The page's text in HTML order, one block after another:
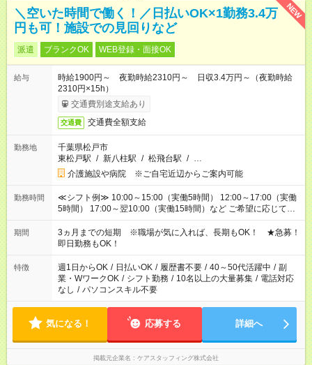
NEW
＼空いた時間で働く！／日払いOK×1勤務3.4万
円も可！施設での見回りなど
派遣 ブランクOK WEB登録・面接OK
給与
時給1900円～ 夜勤時給2310円～ 日収3.4万円～（夜勤時給
2310円×15h）
交通費別途支給あり
交通費 交通費全額支給
勤務地
千葉県松戸市
東松戸駅 / 新八柱駅 / 松飛台駅 / …
介護施設や病院 ※ご自宅近辺からご案内可能
勤務時間
≪シフト例≫ 10:00～15:00（実働5時間） 12:00～17:00（実働
5時間） 17:00～翌10:00（実働15時間）など ご希望に応じて、
働く時間は調整できます！ お気軽に担当へ相談ください！
期間
3ヵ月までの短期 ※職場が気に入れば、長期もOK！ ★急募！
即日勤務もOK！
特徴 週1日からOK / 日払いOK / 履歴書不要 / 40～50代活躍中 / 副
業・WワークOK / シフト勤務 / 10名以上の大量募集 / 電話対応
なし / パソコンスキル不要
気になる！ 応募する 詳細へ
掲載元企業名 ケアスタッフィング株式会社